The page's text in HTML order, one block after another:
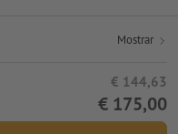
Mostrar
€ 144,63
€ 175,00